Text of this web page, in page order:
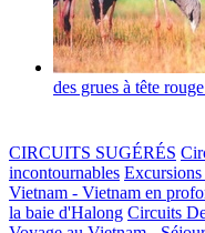
des grues à tête
CIRCUITS SUGÉRÉS
incontournables
Vietnam - Vietnam en
la baie d'Halong Circuits